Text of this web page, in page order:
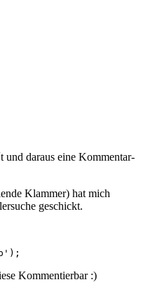
und daraus eine Kommentar-
Klammer) hat mich
geschickt.
Kommentierbar :)